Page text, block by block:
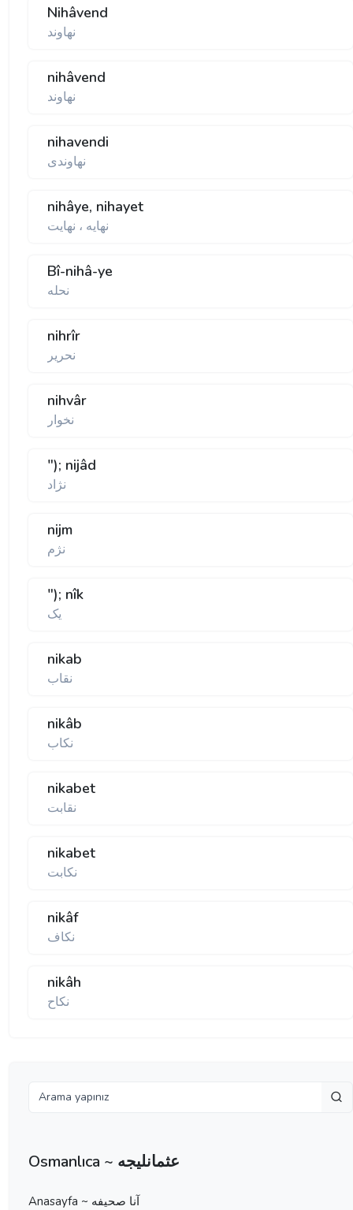
Nihâvend
نهاوند
nihâvend
نهاوند
nihavendi
نهاوندی
nihâye, nihayet
نهايه ، نهايت
Bî-nihâ-ye
نحله
nihrîr
نحرير
nihvâr
نخوار
"); nijâd
نژاد
nijm
نژم
"); nîk
يک
nikab
نقاب
nikâb
نکاب
nikabet
نقابت
nikabet
نکابت
nikâf
نکاف
nikâh
نکاح
Osmanlıca ~ عثمانليجه
Anasayfa ~ آنا صحيفه